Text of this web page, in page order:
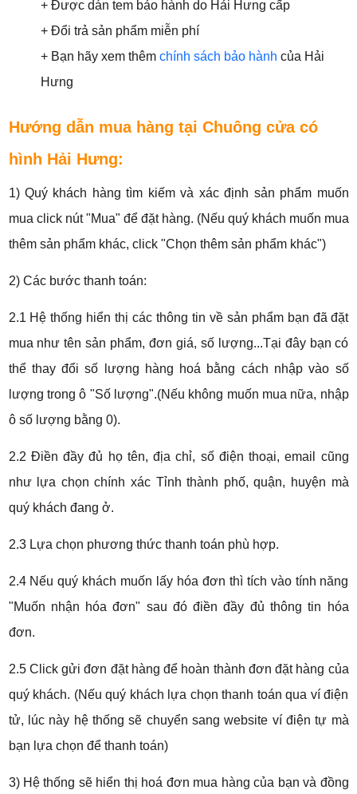
​+ Được dán tem bảo hành do Hải Hưng cấp
+ Đổi trả sản phẩm miễn phí
+ Bạn hãy xem thêm chính sách bảo hành của Hải
Hưng
Hướng dẫn mua hàng tại Chuông cửa có
hình Hải Hưng:
1) Quý khách hàng tìm kiếm và xác định sản phẩm muốn
mua click nút "Mua" để đặt hàng. (Nếu quý khách muốn mua
thêm sản phẩm khác, click "Chọn thêm sản phẩm khác")
2) Các bước thanh toán:
2.1 Hệ thống hiển thị các thông tin về sản phẩm bạn đã đặt
mua như tên sản phẩm, đơn giá, số lượng...Tại đây bạn có
thể thay đổi số lượng hàng hoá bằng cách nhập vào số
lượng trong ô "Số lượng".(Nếu không muốn mua nữa, nhập
ô số lượng bằng 0).
2.2 Điền đầy đủ họ tên, địa chỉ, số điện thoại, email cũng
như lựa chọn chính xác Tỉnh thành phố, quận, huyện mà
quý khách đang ở.
2.3 Lựa chọn phương thức thanh toán phù hợp.
2.4 Nếu quý khách muốn lấy hóa đơn thì tích vào tính năng
"Muốn nhận hóa đơn" sau đó điền đầy đủ thông tin hóa
đơn.
2.5 Click gửi đơn đặt hàng để hoàn thành đơn đặt hàng của
quý khách. (Nếu quý khách lựa chọn thanh toán qua ví điện
tử, lúc này hệ thống sẽ chuyển sang website ví điện tự mà
bạn lựa chọn để thanh toán)
3) Hệ thống sẽ hiển thị hoá đơn mua hàng của bạn và đồng